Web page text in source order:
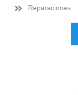
Reparaciones